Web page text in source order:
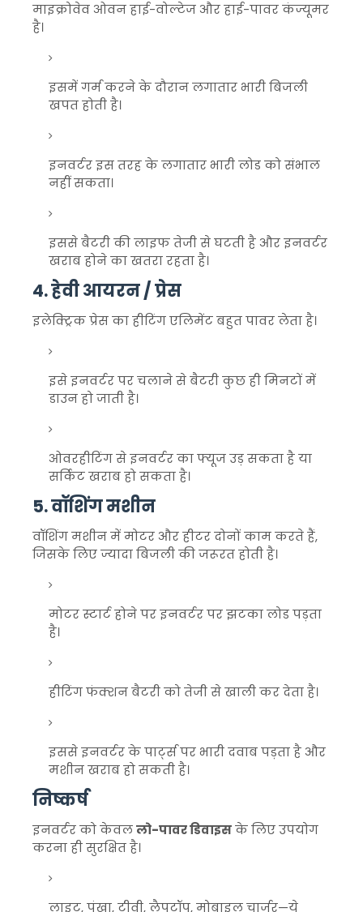
माइक्रोवेव ओवन हाई-वोल्टेज और हाई-पावर कंज्यूमर
है।
इसमें गर्म करने के दौरान लगातार भारी बिजली
खपत होती है।
इनवर्टर इस तरह के लगातार भारी लोड को संभाल
नहीं सकता।
इससे बैटरी की लाइफ तेजी से घटती है और इनवर्टर
खराब होने का खतरा रहता है।
4. हेवी आयरन / प्रेस
इलेक्ट्रिक प्रेस का हीटिंग एलिमेंट बहुत पावर लेता है।
इसे इनवर्टर पर चलाने से बैटरी कुछ ही मिनटों में
डाउन हो जाती है।
ओवरहीटिंग से इनवर्टर का फ्यूज उड़ सकता है या
सर्किट खराब हो सकता है।
5. वॉशिंग मशीन
वॉशिंग मशीन में मोटर और हीटर दोनों काम करते हैं,
जिसके लिए ज्यादा बिजली की जरूरत होती है।
मोटर स्टार्ट होने पर इनवर्टर पर झटका लोड पड़ता
है।
हीटिंग फंक्शन बैटरी को तेजी से खाली कर देता है।
इससे इनवर्टर के पार्ट्स पर भारी दवाब पड़ता है और
मशीन खराब हो सकती है।
निष्कर्ष
इनवर्टर को केवललो-पावर डिवाइसके लिए उपयोग
करना ही सुरक्षित है।
लाइट, पंखा, टीवी, लैपटॉप, मोबाइल चार्जर—ये